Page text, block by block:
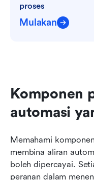
proses
Mulakan
Komponen
automasi
Memahami
membina aliran
boleh dipercayai.
peranan dalam